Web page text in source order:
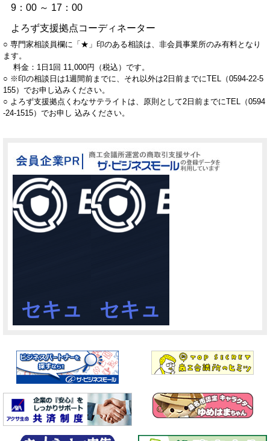
9：00 ～ 17：00
よろず支援拠点コーディネーター
○ 専門家相談員欄に「★」印のある相談は、非会員事業所のみ有料となり
ます。
料金：1日1回 11,000円（税込）です。
○ ※印の相談日は1週間前までに、それ以外は2日前までにTEL（0594-22-5
155）でお申し込みください。
○ よろず支援拠点くわなサテライトは、原則として2日前までにTEL（0594
-24-1515）でお申し 込みください。